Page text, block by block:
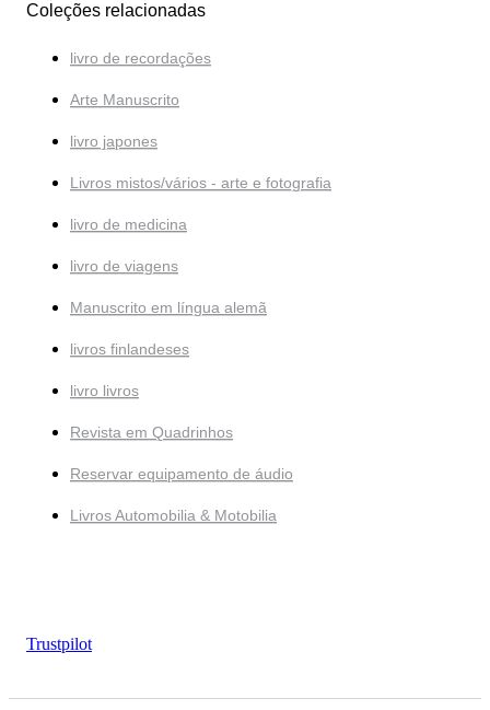
Coleções relacionadas
livro de recordações
Arte Manuscrito
livro japones
Livros mistos/vários - arte e fotografia
livro de medicina
livro de viagens
Manuscrito em língua alemã
livros finlandeses
livro livros
Revista em Quadrinhos
Reservar equipamento de áudio
Livros Automobilia & Motobilia
Trustpilot